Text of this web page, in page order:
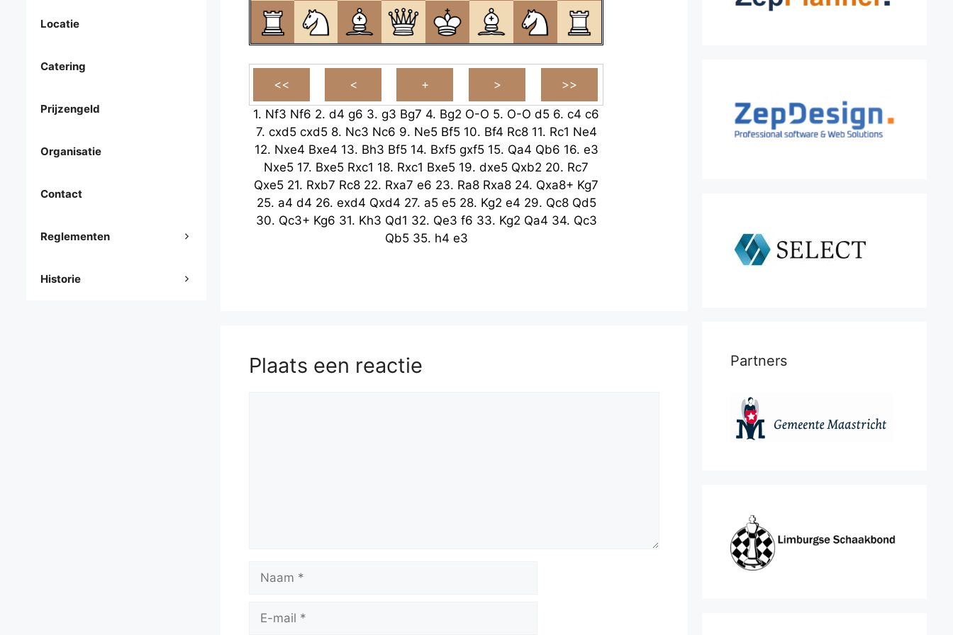
1. Nf3 Nf6 2. d4 g6 3. g3 Bg7 4. Bg2 O-O 5. O-O d5 6. c4 c6
7. cxd5 cxd5 8. Nc3 Nc6 9. Ne5 Bf5 10. Bf4 Rc8 11. Rc1 Ne4
12. Nxe4 Bxe4 13. Bh3 Bf5 14. Bxf5 gxf5 15. Qa4 Qb6 16. e3
Nxe5 17. Bxe5 Rxc1 18. Rxc1 Bxe5 19. dxe5 Qxb2 20. Rc7
Qxe5 21. Rxb7 Rc8 22. Rxa7 e6 23. Ra8 Rxa8 24. Qxa8+ Kg7
25. a4 d4 26. exd4 Qxd4 27. a5 e5 28. Kg2 e4 29. Qc8 Qd5
30. Qc3+ Kg6 31. Kh3 Qd1 32. Qe3 f6 33. Kg2 Qa4 34. Qc3
Qb5 35. h4 e3
Plaats een reactie
mail
Locatie
Catering
Prijzengeld
Organisatie
Contact
Reglementen
Historie
Partners